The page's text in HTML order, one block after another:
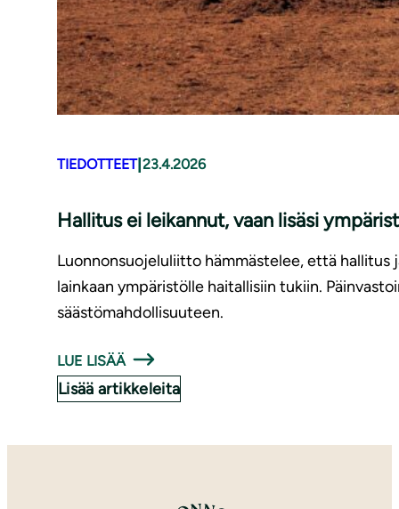
TIEDOTTEET| 23.4.2026
Hallitus ei leikannut, vaan lisäsi
Luonnonsuojeluliitto hämmästelee, että
lainkaan ympäristölle haitallisiin tukiin.
säästömahdollisuuteen.
LUE LISÄÄ
Lisää artikkeleita